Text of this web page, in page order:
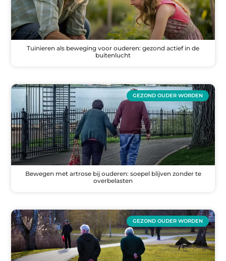
Tuinieren als beweging voor ouderen: gezond actief in de
buitenlucht
GEZOND OUDER WORDEN
Bewegen met artrose bij ouderen: soepel blijven zonder te
overbelasten
GEZOND OUDER WORDEN